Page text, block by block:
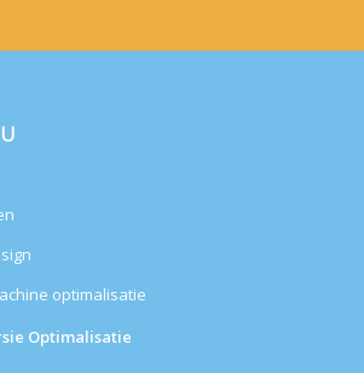
optimalisatie
Optimalisatie